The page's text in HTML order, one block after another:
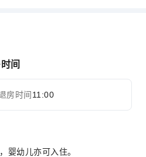
全部
间
房时间 11:00
婴幼儿亦可入住。